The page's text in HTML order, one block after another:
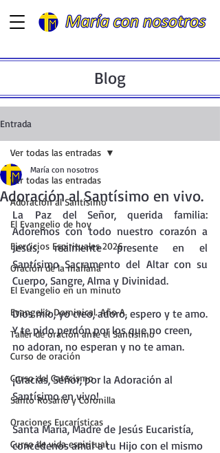
Blog
Entrada
Ver todas las entradas
Adoración al Santísimo
El Evangelio de hoy
Ejercicios Espirituales 2026
Oración de la mañana
El Evangelio en un minuto
Evangelio Dominical. Año A.
Taller de oración ante el Santísimo
Curso de oración
Curso del Catecismo
Santo Rosario y Coronilla
Oraciones Eucarísticas
Curso de vida espiritual
Ver todas las entradas
Adoración al Santísimo en vivo.
María con nosotros
La Paz del Señor, querida familia:
Adoremos con todo nuestro corazón a
Jesús, realmente presente en el
Santísimo Sacramento del Altar con su
Cuerpo, Sangre, Alma y Divinidad.
Dios mío, yo creo, adoro, espero y te amo.
Y te pido perdón por los que no creen,
no adoran, no esperan y no te aman.
¡Gracias, Señor, por la Adoración al
Santísimo en vivo!
Santa María, Madre de Jesús Eucaristía,
concédenos amar a tu Hijo con el mismo